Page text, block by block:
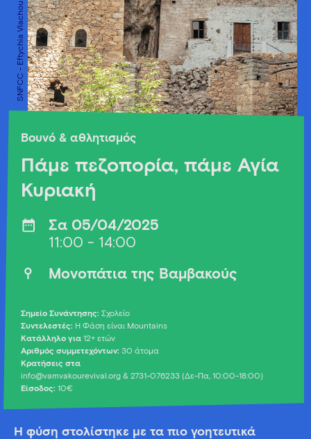
SNFCC - Eftychia Vlachou
Βουνό & αθλητισμός
Πάμε πεζοπορία, πάμε Αγία
Κυριακή
Σα 05/04/2025
11:00 - 14:00
Μονοπάτια της Βαμβακούς
Σημείο Συνάντησης: Σχολείο
Συντελεστές: Η Φάση είναι Mountains
Κατάλληλο για 12+ ετών
Αριθμός συμμετεχόντων: 30 άτομα
Κρατήσεις στα
info@vamvakourevival.org & 2731-076233 (Δε-Πα, 10:00-18:00)
Είσοδος: 10€
Η φύση στολίστηκε με τα πιο γοητευτικά